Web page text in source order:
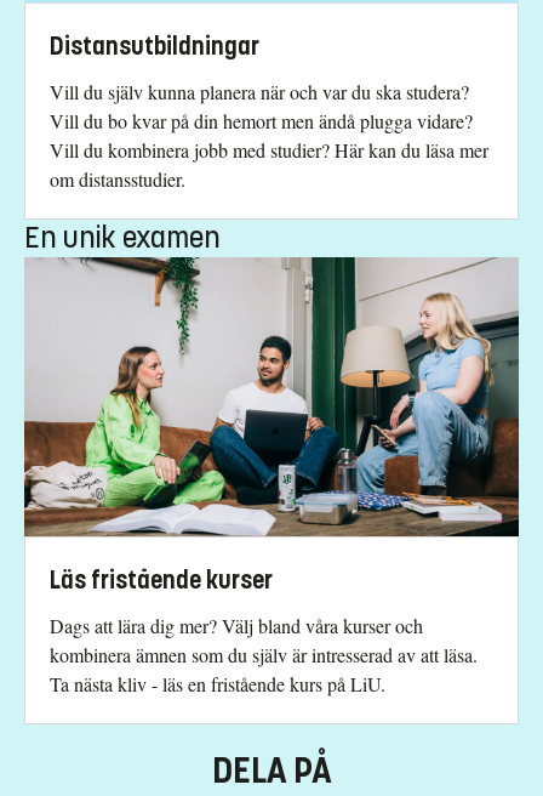
+4613282306
Kursplan
Distansutbildningar
Vill du själv kunna planera när och var du ska studera?
Vill du bo kvar på din hemort men ändå plugga vidare?
Vill du kombinera jobb med studier? Här kan du läsa mer
om distansstudier.
En unik examen
Läs fristående kurser
Dags att lära dig mer? Välj bland våra kurser och
kombinera ämnen som du själv är intresserad av att läsa.
Ta nästa kliv - läs en fristående kurs på LiU.
DELA PÅ